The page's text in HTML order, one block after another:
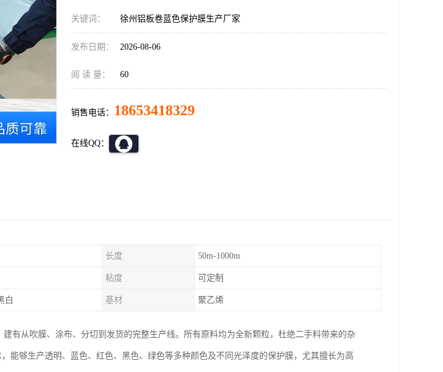
关键词： 徐州铝板卷蓝色保护膜生产厂家
发布日期： 2026-08-06
阅 读 量： 60
销售电话： 18653418329
在线QQ：
长度 50m-1000m
粘度 可定制
白 基材 聚乙烯
有从吹膜、涂布、分切到发货的完整生产线。所有原料均为全新颗粒，杜绝二手料带来的杂
能够生产透明、蓝色、红色、黑色、绿色等多种颜色及不同光泽度的保护膜，尤其擅长为高